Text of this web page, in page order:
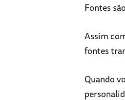
Fontes
Assim
fontes
Quando